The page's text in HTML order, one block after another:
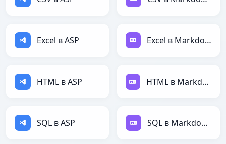
Excel в ASP Excel в Markdown
HTML в ASP HTML в Markdown
SQL в ASP SQL в Markdown